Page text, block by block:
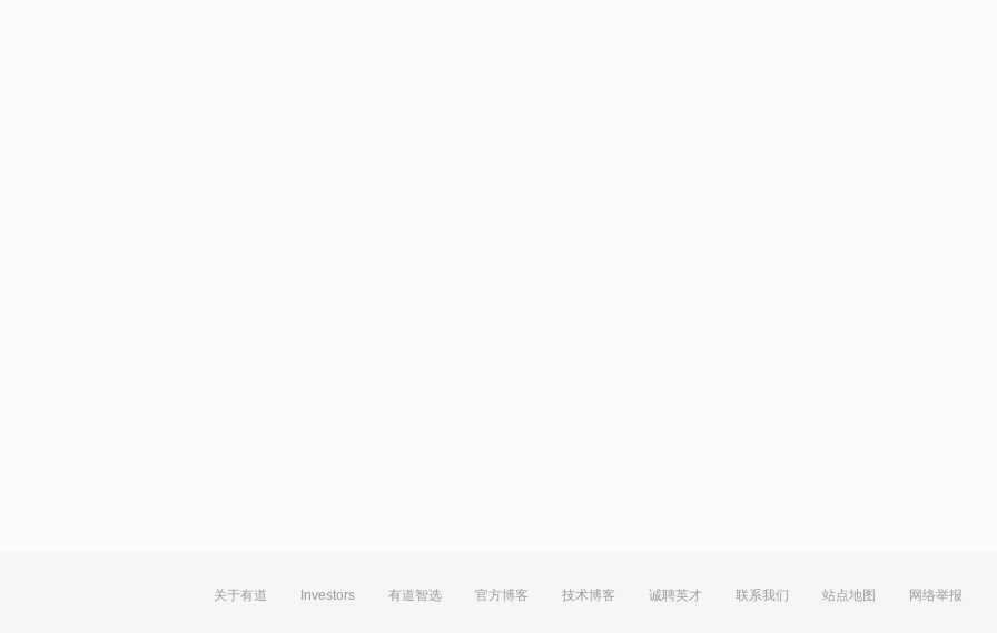
关于有道 Investors 有道智选 官方博客 技术博客 诚聘英才 联系我们 站点地图 网络举报